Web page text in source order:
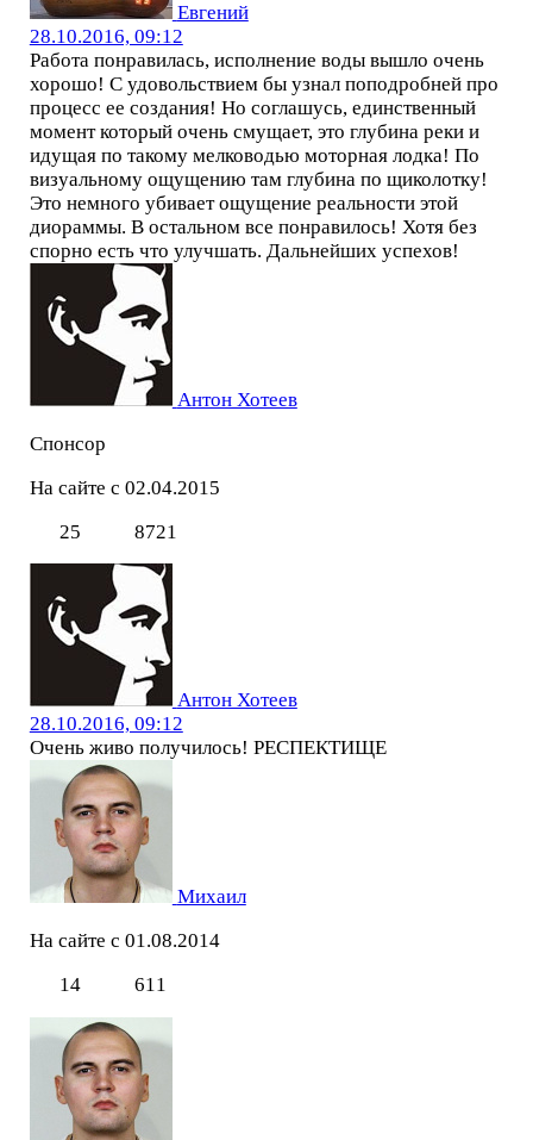
Евгений
28.10.2016, 09:12
Работа понравилась, исполнение воды вышло очень
хорошо! С удовольствием бы узнал поподробней про
процесс ее создания! Но соглашусь, единственный
момент который очень смущает, это глубина реки и
идущая по такому мелководью моторная лодка! По
визуальному ощущению там глубина по щиколотку!
Это немного убивает ощущение реальности этой
диораммы. В остальном все понравилось! Хотя без
спорно есть что улучшать. Дальнейших успехов!
Антон Хотеев
Спонсор
На сайте с 02.04.2015
25
8721
Антон Хотеев
28.10.2016, 09:12
Очень живо получилось! РЕСПЕКТИЩЕ
Михаил
На сайте с 01.08.2014
14
611